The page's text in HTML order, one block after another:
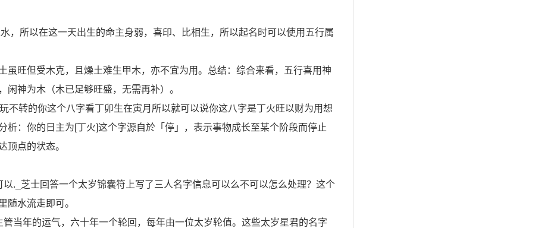
，所以在这一天出生的命主身弱，喜印、比相生，所以起名时可以使用五行属
虽旺但受木克，且燥土难生甲木，亦不宜为用。总结：综合来看，五行喜用神
神为木（木已足够旺盛，无需再补）。
不转的你这个八字看丁卯生在寅月所以就可以说你这八字是丁火旺以财为用想
析：你的日主为[丁火]这个字源自於「停」，表示事物成长至某个阶段而停止
顶点的状态。
._芝士回答一个太岁锦囊符上写了三人名字信息可以么不可以怎么处理？这个
随水流走即可。
当年的运气，六十年一个轮回，每年由一位太岁轮值。这些太岁星君的名字